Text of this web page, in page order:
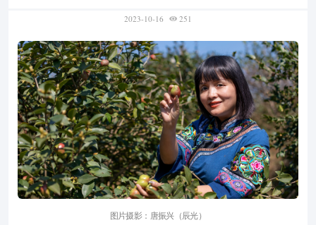
种植基地
恒贸风采 关于恒贸
2023-10-16 251
图片摄影：唐振兴（辰光）